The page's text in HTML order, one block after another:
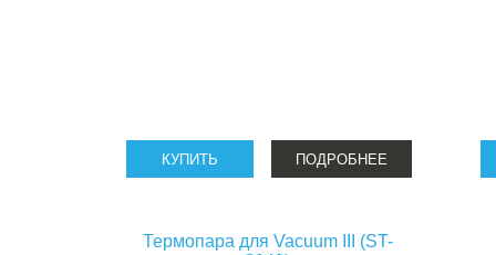
ПОДРОБНЕЕ
Термопара для Vacuum III (ST-